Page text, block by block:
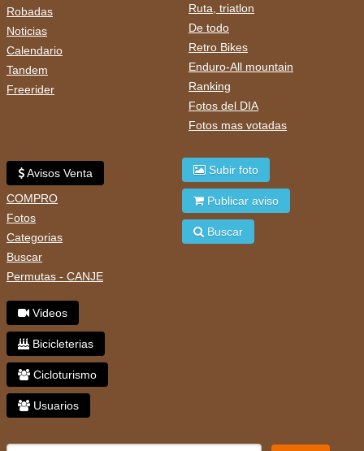
Robadas
Noticias
Calendario
Tandem
Freerider
Ruta, triatlon
De todo
Retro Bikes
Enduro-All mountain
Ranking
Fotos del DIA
Fotos mas votadas
Avisos Venta
COMPRO
Fotos
Categorias
Buscar
Permutas - CANJE
Videos
Bicicleterias
Cicloturismo
Usuarios
Subir foto
Publicar aviso
Buscar